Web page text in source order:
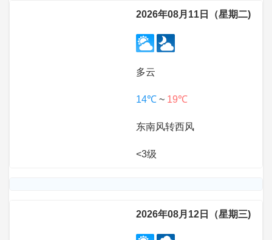
2026年08月11日（星期二)
多云
14℃ ~ 19℃
东南风转西风
<3级
2026年08月12日（星期三)